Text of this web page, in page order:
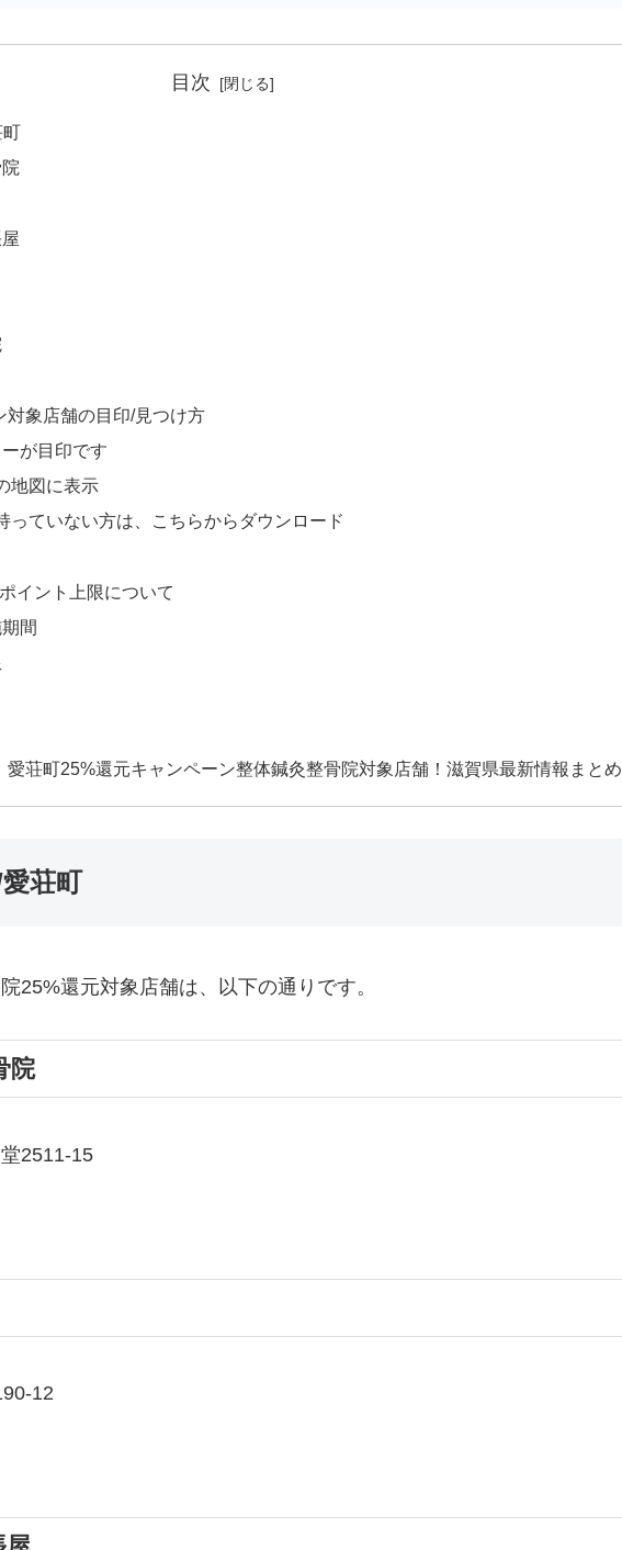
目次
対象店舗の目印/見つけ方
が目印です
地図に表示
っていない方は、こちらからダウンロード
イント上限について
間
愛荘町25%還元キャンペーン整体鍼灸整骨院対象店舗！滋賀県最新情報まとめ
荘町
25%還元対象店舗は、以下の通りです。
院
2511-15
12